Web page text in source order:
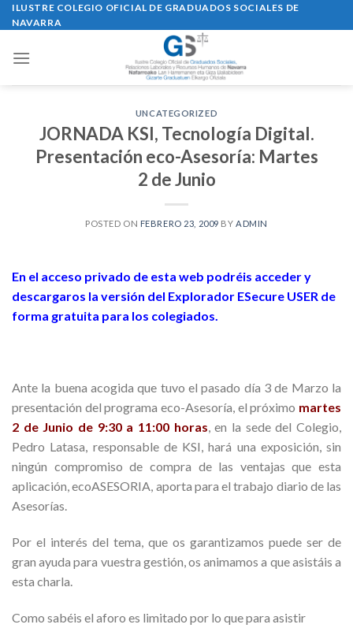
Skip
to
ILUSTRE COLEGIO OFICIAL DE GRADUADOS SOCIALES DE
NAVARRA
UNCATEGORIZED
JORNADA KSI, Tecnología Digital.
Presentación eco-Asesoría: Martes
2 de Junio
POSTED ON FEBRERO 23, 2009 BY ADMIN
En el acceso privado de esta web podréis acceder y
descargaros la versión del Explorador ESecure USER de
forma gratuita para los colegiados.
Ante la buena acogida que tuvo el pasado día 3 de Marzo la
presentación del programa eco-Asesoría, el próximo martes
2 de Junio de 9:30 a 11:00 horas, en la sede del Colegio,
Pedro Latasa, responsable de KSI, hará una exposición, sin
ningún compromiso de compra de las ventajas que esta
aplicación, ecoASESORIA, aporta para el trabajo diario de las
Asesorías.
Por el interés del tema, que os garantizamos puede ser de
gran ayuda para vuestra gestión, os animamos a que asistáis a
esta charla.
Como sabéis el aforo es limitado por lo que para asistir